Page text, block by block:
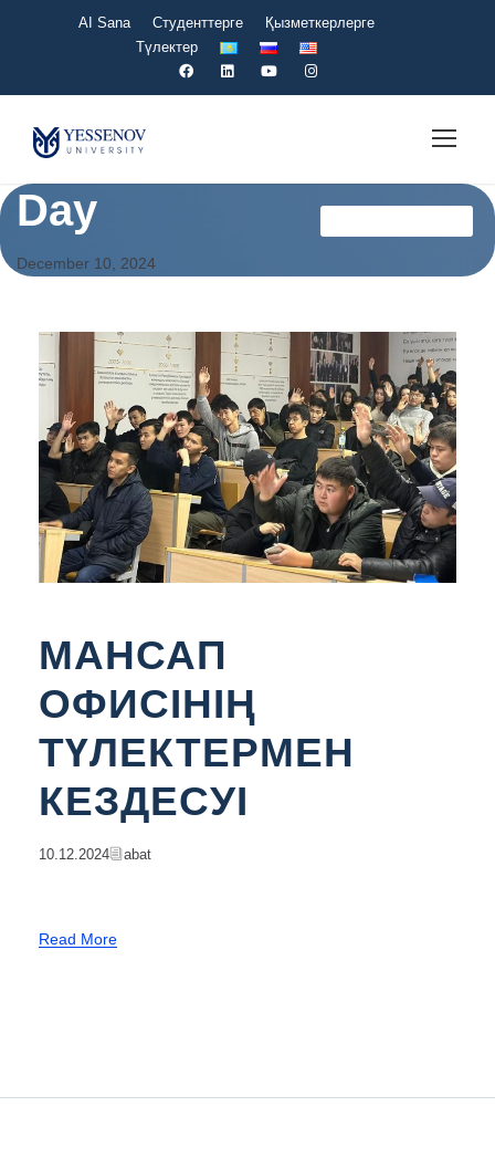
AI Sana Студенттерге
Қызметкерлерге
Түлектер
Day
December 10, 2024
МАНСАП
ОФИСІНІҢ
ТҮЛЕКТЕРМЕН
КЕЗДЕСУІ
10.12.2024 Abat
Read More